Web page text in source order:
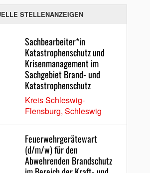
STELLENANZEIGEN
Sachbearbeiter*in
Katastrophenschutz und
Krisenmanagement im
Sachgebiet Brand- und
Katastrophenschutz
Kreis Schleswig-
Flensburg, Schleswig
Feuerwehrgerätewart
(d/m/w) für den
Abwehrenden Brandschutz